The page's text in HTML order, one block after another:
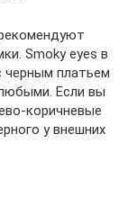
Smoky eyes в
черным платьем
Если вы
коричневые
у внешних